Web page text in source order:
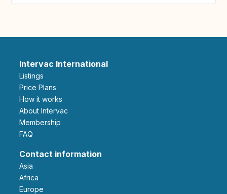
Intervac International
Listings
Price Plans
How it works
About Intervac
Membership
FAQ
Contact information
Asia
Africa
Europe